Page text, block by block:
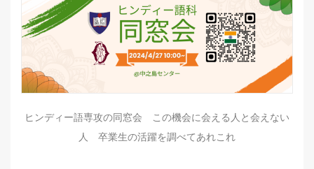
ヒンディー語専攻の同窓会 この機会に会える人と会えない
人 卒業生の活躍を調べてあれこれ